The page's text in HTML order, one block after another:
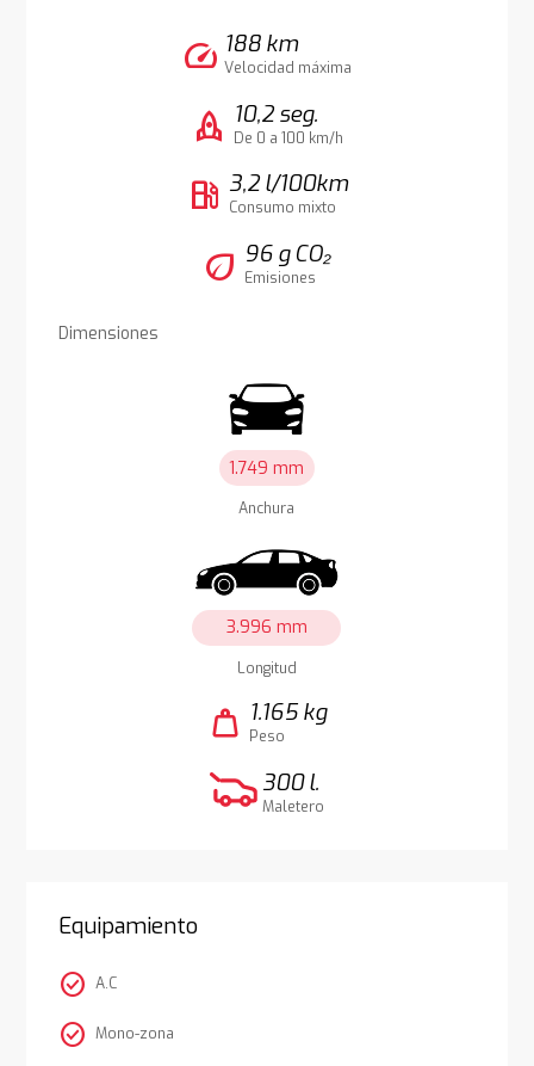
speed 188 km
Velocidad máxima
rocket 10,2 seg.
De 0 a 100 km/h
local_gas_station 3,2 l/100km
Consumo mixto
eco 96 g CO₂
Emisiones
Dimensiones
1.749 mm
Anchura
3.996 mm
Longitud
weight 1.165 kg
Peso
300 l.
Maletero
Equipamiento
check_circle A.C
check_circle Mono-zona